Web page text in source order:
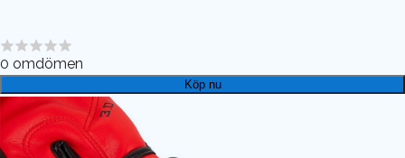
0 omdömen
Köp nu